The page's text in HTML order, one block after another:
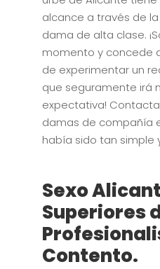
alcance a través de
dama de alta clase.
momento y concede
de experimentar un
que seguramente irá
expectativa!
damas de compañía
había sido tan simple
Sexo
Superiores
Contento.